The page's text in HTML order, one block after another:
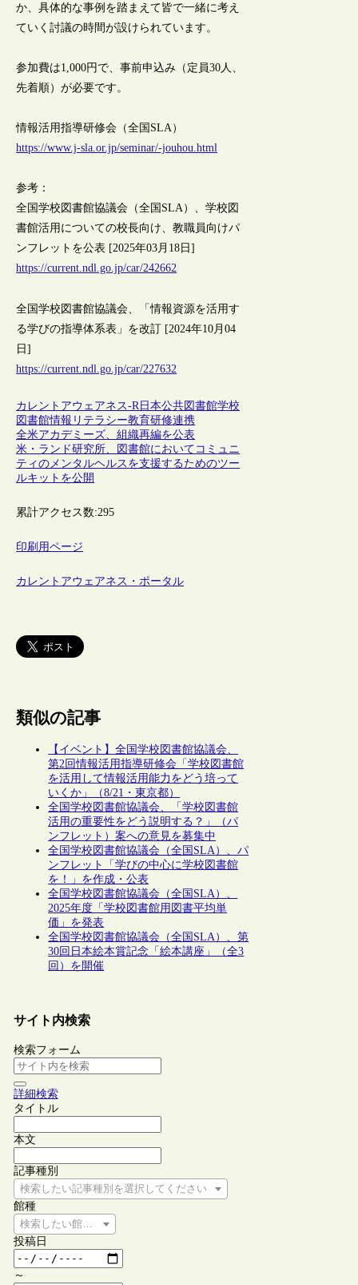
か、具体的な事例を踏まえて皆で一緒に考え
ていく討議の時間が設けられています。
参加費は1,000円で、事前申込み（定員30人、
先着順）が必要です。
情報活用指導研修会（全国SLA）
https://www.j-sla.or.jp/seminar/-jouhou.html
参考：
全国学校図書館協議会（全国SLA）、学校図
書館活用についての校長向け、教職員向けパ
ンフレットを公表 [2025年03月18日]
https://current.ndl.go.jp/car/242662
全国学校図書館協議会、「情報資源を活用す
る学びの指導体系表」を改訂 [2024年10月04
日]
https://current.ndl.go.jp/car/227632
カレントアウェアネス-R 日本公共図書館学校
図書館情報リテラシー教育研修連携
全米アカデミーズ、組織再編を公表
米・ランド研究所、図書館においてコミュニ
ティのメンタルヘルスを支援するためのツー
ルキットを公開
累計アクセス数:295
印刷用ページ
カレントアウェアネス・ポータル
類似の記事
【イベント】全国学校図書館協議会、
第2回情報活用指導研修会「学校図書館
を活用して情報活用能力をどう培って
いくか」（8/21・東京都）
全国学校図書館協議会、「学校図書館
活用の重要性をどう説明する？」（パ
ンフレット）案への意見を募集中
全国学校図書館協議会（全国SLA）、パ
ンフレット「学びの中心に学校図書館
を！」を作成・公表
全国学校図書館協議会（全国SLA）、
2025年度「学校図書館用図書平均単
価」を発表
全国学校図書館協議会（全国SLA）、第
30回日本絵本賞記念「絵本講座」（全3
回）を開催
サイト内検索
検索フォーム
詳細検索
タイトル
本文
記事種別
検索したい記事種別を選択してください
館種
検索したい館種を選択してください
投稿日
～